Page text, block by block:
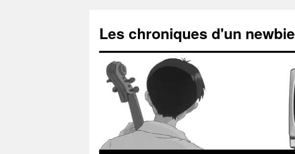
Les chroniques d'un newbie